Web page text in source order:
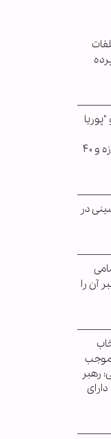
اینترنشنال در جنگ‌های ۱۲ روزه و ۴۰
در
آن را
موجب
رهبر